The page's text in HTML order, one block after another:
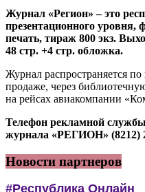
Журнал «Регион» – это
презентационного уровня,
печать, тираж 800 экз.
48 стр. +4 стр. обложка.
Журнал распространяется
продаже, через
на рейсах авиакомпании
Телефон рекламной
журнала «РЕГИОН» (8212)
Новости партнеров